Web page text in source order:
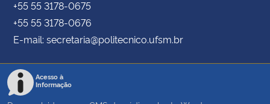
+55 55 3178-0675
+55 55 3178-0676
E-mail: secretaria@politecnico.ufsm.br
Acesso à
Informação